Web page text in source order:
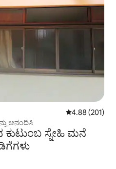
5 ರಲ್ಲಿ 4.88
4.88 (201)
ಆನಂದಿಸಿ
ಸ್ನೇಹಿ ಮನೆ